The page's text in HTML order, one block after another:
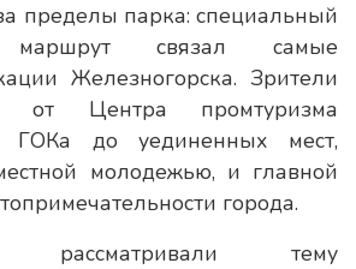
пределы парка: специальный
маршрут связал самые
Железногорска. Зрители
от Центра промтуризма
ГОКа до уединенных мест,
молодежью, и главной
города.
рассматривали тему